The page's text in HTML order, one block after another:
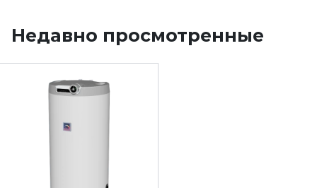
Недавно просмотренные